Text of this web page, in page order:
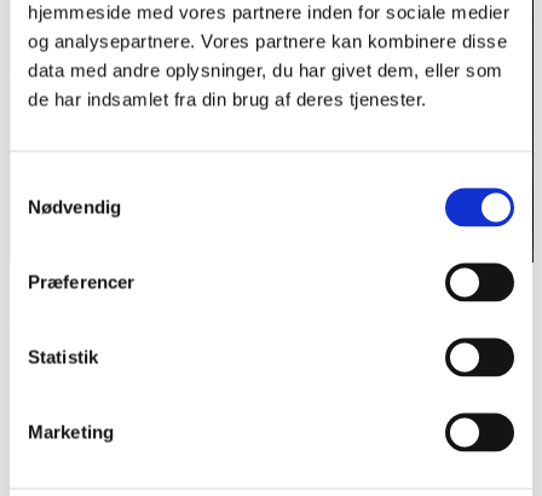
hjemmeside med vores partnere inden for sociale medier
og analysepartnere. Vores partnere kan kombinere disse
data med andre oplysninger, du har givet dem, eller som
de har indsamlet fra din brug af deres tjenester.
Nødvendig
Præferencer
Statistik
Marketing
H.P. Hansen, portræt fra 1935-40.
Del siden